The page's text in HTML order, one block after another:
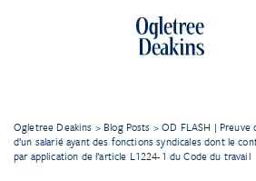
Ogletree Deakins > Blog Posts >OD FLASH | Preuve
d’un salarié ayant des fonctions syndicales dont le
par application de l’article L1224-1 du Code du travail